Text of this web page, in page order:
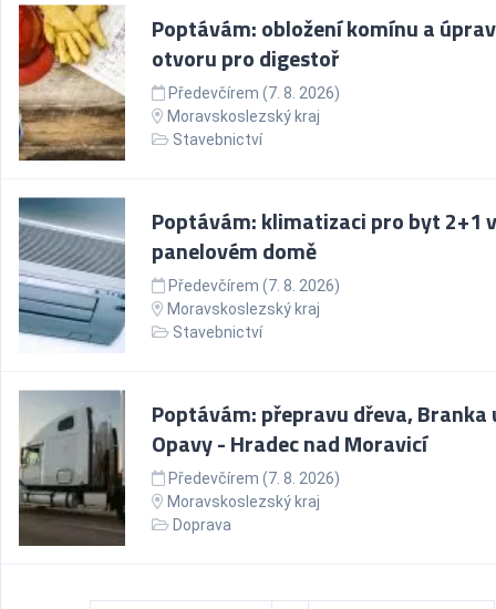
Poptávám: obložení komínu a
otvoru pro digestoř
Předevčírem (7. 8. 2026)
Moravskoslezský kraj
Stavebnictví
Poptávám: klimatizaci pro byt 2+1 v
panelovém domě
Předevčírem (7. 8. 2026)
Moravskoslezský kraj
Stavebnictví
Poptávám: přepravu dřeva, Branka
Opavy - Hradec nad Moravicí
Předevčírem (7. 8. 2026)
Moravskoslezský kraj
Doprava